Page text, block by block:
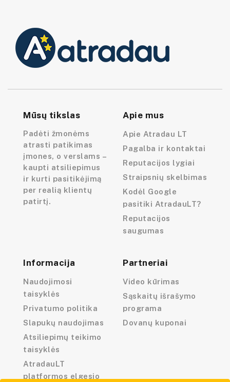
Mūsų tikslas
Padėti žmonėms
atrasti patikimas
įmones, o verslams –
kaupti atsiliepimus
ir kurti pasitikėjimą
per realią klientų
patirtį.
Apie mus
Apie Atradau LT
Pagalba ir kontaktai
Reputacijos lygiai
Straipsnių skelbimas
Kodėl Google
pasitiki AtradauLT?
Reputacijos
saugumas
Informacija
Naudojimosi
taisyklės
Privatumo politika
Slapukų naudojimas
Atsiliepimų teikimo
taisyklės
AtradauLT
platformos elgesio
Partneriai
Video kūrimas
Sąskaitų išrašymo
programa
Dovanų kuponai